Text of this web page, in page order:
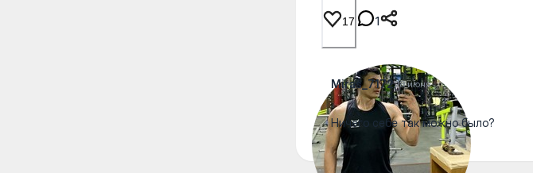
17 1
Miras_717228 июня
Ничего себе так можно было?